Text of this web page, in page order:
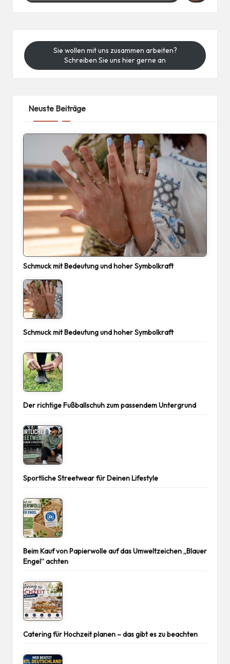
Sie wollen mit uns zusammen arbeiten?
Schreiben Sie uns hier gerne an
Neuste Beiträge
Schmuck mit Bedeutung und hoher Symbolkraft
Schmuck mit Bedeutung und hoher Symbolkraft
Der richtige Fußballschuh zum passendem Untergrund
Sportliche Streetwear für Deinen Lifestyle
Beim Kauf von Papierwolle auf das Umweltzeichen „Blauer
Engel“ achten
Catering für Hochzeit planen – das gibt es zu beachten